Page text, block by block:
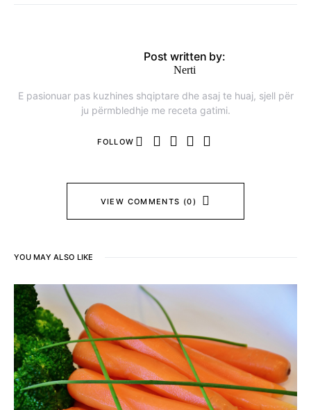
Post written by:
Nerti
E pasionuar pas kuzhines shqiptare dhe asaj te huaj, sjell për
ju përmbledhje me receta gatimi.
FOLLOW
VIEW COMMENTS (0)
YOU MAY ALSO LIKE